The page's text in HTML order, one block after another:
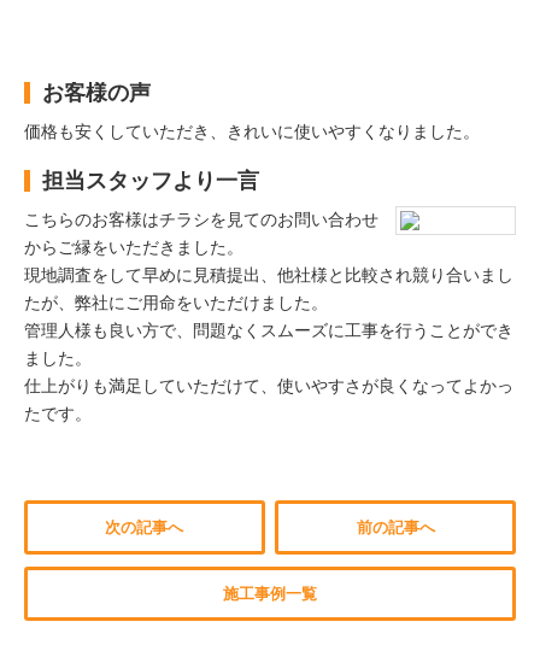
お客様の声
価格も安くしていただき、きれいに使いやすくなりました。
担当スタッフより一言
こちらのお客様はチラシを見てのお問い合わせ
からご縁をいただきました。
現地調査をして早めに見積提出、他社様と比較され競り合いまし
たが、弊社にご用命をいただけました。
管理人様も良い方で、問題なくスムーズに工事を行うことができ
ました。
仕上がりも満足していただけて、使いやすさが良くなってよかっ
たです。
次の記事へ 前の記事へ
施工事例一覧